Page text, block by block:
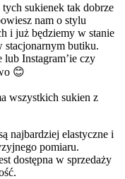
sukienek tak dobrze
nam o stylu
i już będziemy w stanie
stacjonarnym butiku.
lub Instagram’ie czy
😊
wszystkich sukien z
najbardziej elastyczne i
pomiaru.
dostępna w sprzedaży